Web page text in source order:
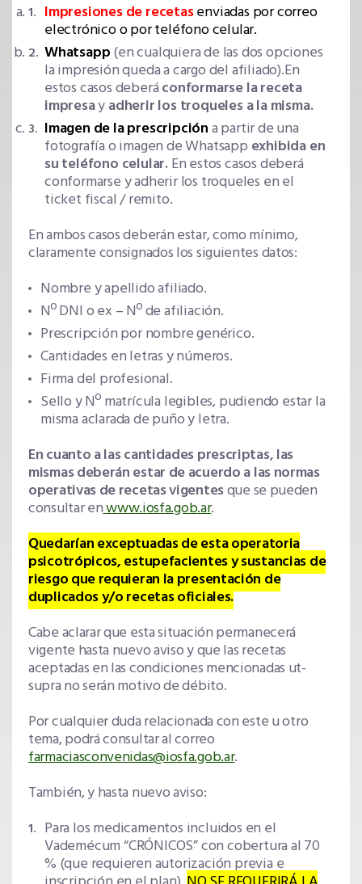
Impresiones de recetasenviadas por correo
electrónico o por teléfono celular.
Whatsapp(en cualquiera de las dos opciones
la impresión queda a cargo del afiliado).En
estos casos deberáconformarse la receta
impresayadherir los troqueles a la misma.
Imagen de la prescripcióna partir de una
fotografía o imagen de Whatsapp exhibida en
su teléfono celular.En estos casos deberá
conformarse y adherir los troqueles en el
ticket fiscal / remito.
En ambos casos deberán estar, como mínimo,
claramente consignados los siguientes datos:
Nombre y apellido afiliado.
Nº DNI o ex – Nº de afiliación.
Prescripción por nombre genérico.
Cantidades en letras y números.
Firma del profesional.
Sello y Nº matrícula legibles, pudiendo estar la
misma aclarada de puño y letra.
En cuanto a las cantidades prescriptas, las
mismas deberán estar de acuerdo a las normas
operativas de recetas vigentesque se pueden
consultar enwww.iosfa.gob.ar.
Quedarían exceptuadas de esta operatoria
psicotrópicos, estupefacientes y sustancias de
riesgo que requieran la presentación de
duplicados y/o recetas oficiales.
Cabe aclarar que esta situación permanecerá
vigente hasta nuevo aviso y que las recetas
aceptadas en las condiciones mencionadas ut-
supra no serán motivo de débito.
Por cualquier duda relacionada con este u otro
tema, podrá consultar al correo
farmaciasconvenidas@iosfa.gob.ar.
También, y hasta nuevo aviso:
Para los medicamentos incluidos en el
Vademécum “CRÓNICOS” con cobertura al 70
% (que requieren autorización previa e